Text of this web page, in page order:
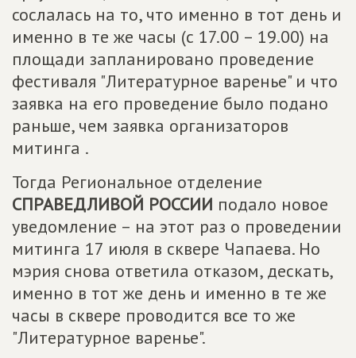
сослалась на то, что именно в тот день и
именно в те же часы (с 17.00 – 19.00) на
площади запланировано проведение
фестиваля "Литературное варенье" и что
заявка на его проведение было подано
раньше, чем заявка организаторов
митинга .
Тогда Региональное отделение
СПРАВЕДЛИВОЙ РОССИИ подало новое
уведомление – на этот раз о проведении
митинга 17 июля в сквере Чапаева. Но
мэрия снова ответила отказом, дескать,
именно в тот же день и именно в те же
часы в сквере проводится все то же
"Литературное варенье".